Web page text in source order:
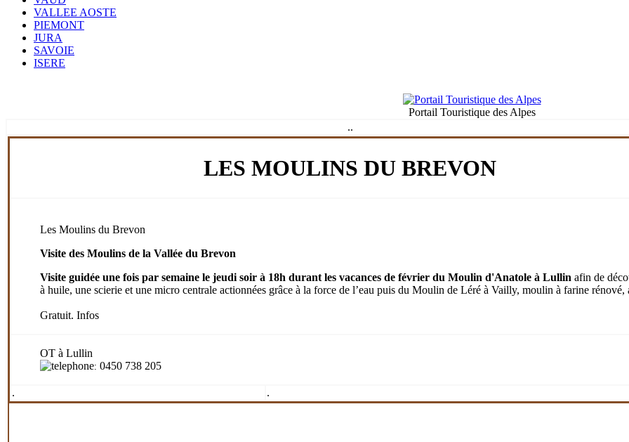
VALLEE AOSTE
PIEMONT
JURA
SAVOIE
ISERE
Portail Touristique des Alpes
..
LES MOULINS DU BREVON
Les Moulins du Brevon
Visite des Moulins de la Vallée du Brevon
Visite guidée une fois par semaine le jeudi soir à 18h durant les vacances de février du Moulin d'Anatole à Lullin afin de
à huile, une scierie et une micro centrale actionnées grâce à la force de l’eau puis du Moulin de Léré à Vailly, moulin à farine
Gratuit. Infos
OT à Lullin
: 0450 738 205
. .